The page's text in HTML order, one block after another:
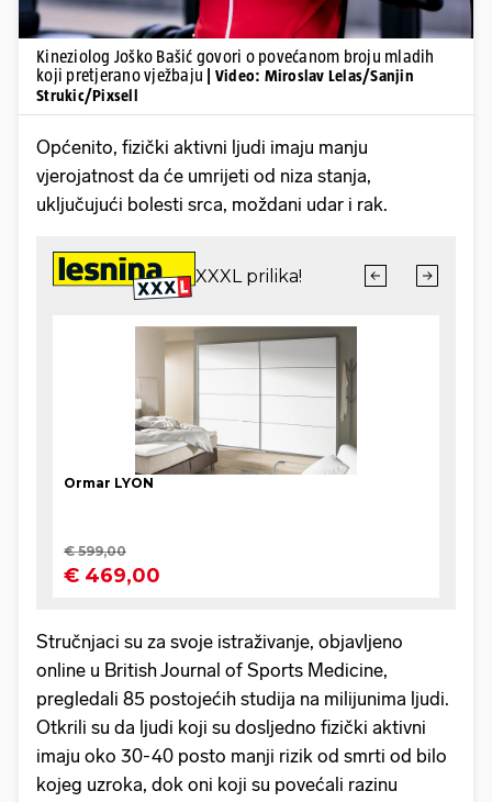
Kineziolog Joško Bašić govori o povećanom broju mladih
koji pretjerano vježbaju
| Video: Miroslav Lelas/Sanjin
Strukic/Pixsell
Općenito, fizički aktivni ljudi imaju manju
vjerojatnost da će umrijeti od niza stanja,
uključujući bolesti srca, moždani udar i rak.
Stručnjaci su za svoje istraživanje, objavljeno
online u British Journal of Sports Medicine,
pregledali 85 postojećih studija na milijunima ljudi.
Otkrili su da ljudi koji su dosljedno fizički aktivni
imaju oko 30-40 posto manji rizik od smrti od bilo
kojeg uzroka, dok oni koji su povećali razinu